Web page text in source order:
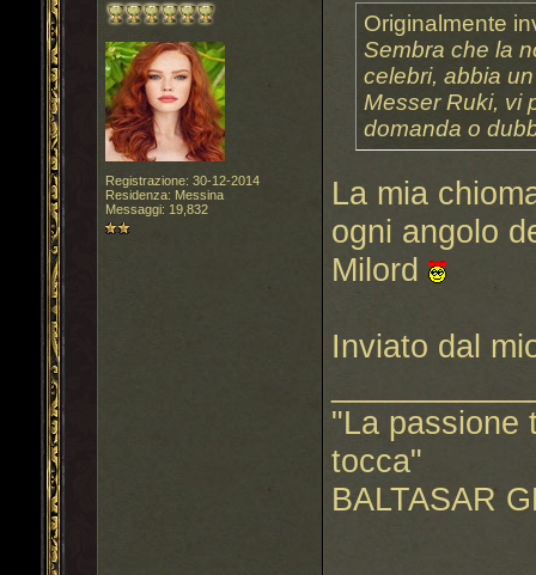
Registrazione: 30-12-2014
Residenza: Messina
Messaggi: 19,832
Originalmente
Sembra che la
celebri, abbia
Messer Ruki, vi
domanda o
La mia
ogni angolo
Milord
Inviato dal
"La passione
tocca"
BALTASAR